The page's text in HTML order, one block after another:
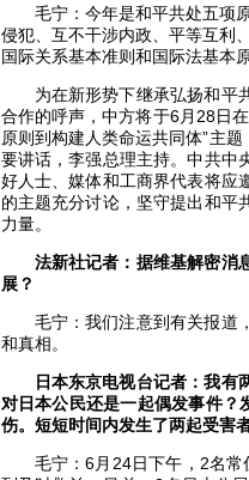
毛宁：今年是和平共处五项
侵犯、互不干涉内政、平等互利
国际关系基本准则和国际法基本原
为在新形势下继承弘扬和平
合作的呼声，中方将于6月28日
原则到构建人类命运共同体”主
要讲话，李强总理主持。中共中
好人士、媒体和工商界代表将应
的主题充分讨论，坚守提出和平
力量。
法新社记者：据维基解密消
展？
毛宁：我们注意到有关报道
和真相。
日本东京电视台记者：我有
对日本公民还是一起偶发事件
伤。短短时间内发生了两起受害
毛宁：6月24日下午，2名